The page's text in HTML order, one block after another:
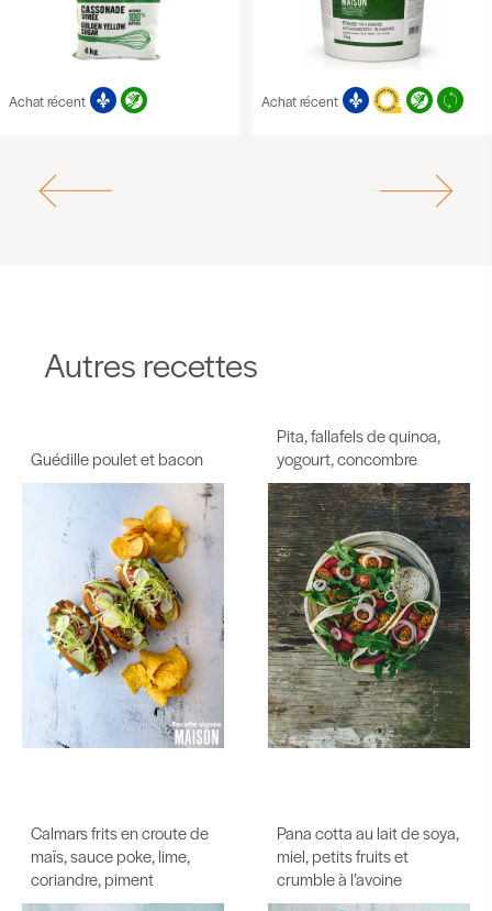
Achat récent Achat récent
Autres recettes
Guédille poulet et bacon
Pita, fallafels de quinoa,
yogourt, concombre
Calmars frits en croute de
maïs, sauce poke, lime,
coriandre, piment
Pana cotta au lait de soya,
miel, petits fruits et
crumble à l’avoine